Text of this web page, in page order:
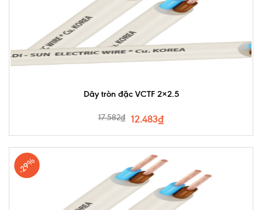
Dây tròn đặc VCTF 2×2.5
17.582₫ 12.483₫
-29%